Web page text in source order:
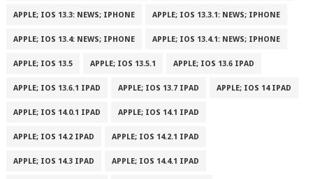
APPLE; IOS 13.3: NEWS; IPHONE APPLE; IOS 13.3.1: NEWS; IPHONE
APPLE; IOS 13.4: NEWS; IPHONE APPLE; IOS 13.4.1: NEWS; IPHONE
APPLE; IOS 13.5 APPLE; IOS 13.5.1 APPLE; IOS 13.6 IPAD
APPLE; IOS 13.6.1 IPAD APPLE; IOS 13.7 IPAD APPLE; IOS 14 IPAD
APPLE; IOS 14.0.1 IPAD APPLE; IOS 14.1 IPAD
APPLE; IOS 14.2 IPAD APPLE; IOS 14.2.1 IPAD
APPLE; IOS 14.3 IPAD APPLE; IOS 14.4.1 IPAD